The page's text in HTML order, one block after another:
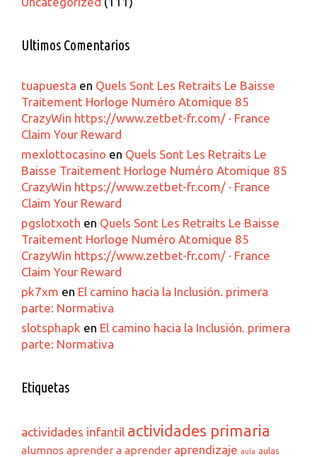
Ultimos Comentarios
tuapuesta en Quels Sont Les Retraits Le Baisse
Traitement Horloge Numéro Atomique 85
CrazyWin https://www.zetbet-fr.com/ · France
Claim Your Reward
mexlottocasino en Quels Sont Les Retraits Le
Baisse Traitement Horloge Numéro Atomique 85
CrazyWin https://www.zetbet-fr.com/ · France
Claim Your Reward
pgslotxoth en Quels Sont Les Retraits Le Baisse
Traitement Horloge Numéro Atomique 85
CrazyWin https://www.zetbet-fr.com/ · France
Claim Your Reward
pk7xm en El camino hacia la Inclusión. primera
parte: Normativa
slotsphapk en El camino hacia la Inclusión. primera
parte: Normativa
Etiquetas
actividades infantil actividades primaria
alumnos aprender a aprender aprendizaje aula aulas